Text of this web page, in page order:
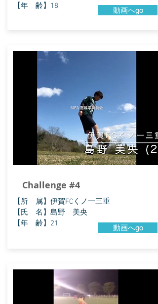
【年 齢】18
動画へgo
Challenge #4
​【所 属】伊賀FCくノ一三重
【氏 名】島野 美央
【年 齢】21
動画へgo